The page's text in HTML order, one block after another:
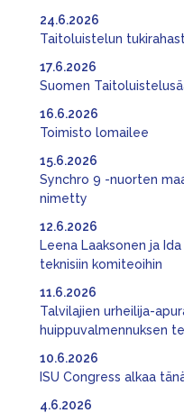
Taitoluistelun
24.6.2026
Suomen
17.6.2026
Toimisto lomailee
16.6.2026
Synchro 9 -nuorten
nimetty
15.6.2026
Leena Laaksonen ja
teknisiin komiteoihin
12.6.2026
Talvilajien urheilija-
huippuvalmennuksen
11.6.2026
ISU Congress alkaa
10.6.2026
4.6.2026